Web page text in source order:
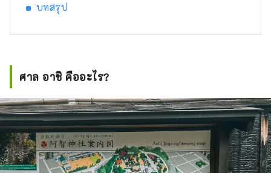
บทสรุป
ศาล อาชิ คืออะไร?